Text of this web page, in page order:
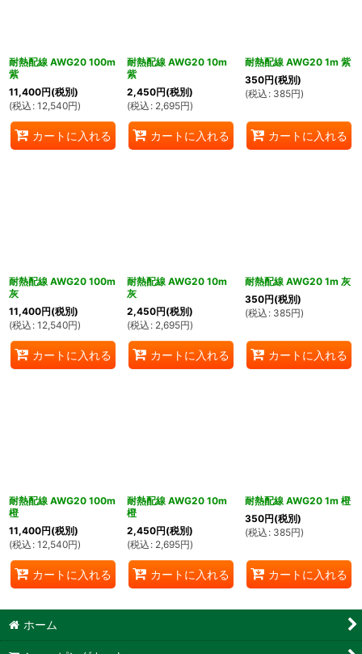
耐熱配線 AWG20 100m
紫
11,400円(税別)
(税込 : 12,540円)
カートに入れる
耐熱配線 AWG20 10m
紫
2,450円(税別)
(税込 : 2,695円)
カートに入れる
耐熱配線 AWG20 1m 紫
350円(税別)
(税込 : 385円)
カートに入れる
耐熱配線 AWG20 100m
灰
11,400円(税別)
(税込 : 12,540円)
カートに入れる
耐熱配線 AWG20 10m
灰
2,450円(税別)
(税込 : 2,695円)
カートに入れる
耐熱配線 AWG20 1m 灰
350円(税別)
(税込 : 385円)
カートに入れる
耐熱配線 AWG20 100m
橙
11,400円(税別)
(税込 : 12,540円)
カートに入れる
耐熱配線 AWG20 10m
橙
2,450円(税別)
(税込 : 2,695円)
カートに入れる
耐熱配線 AWG20 1m 橙
350円(税別)
(税込 : 385円)
カートに入れる
ホーム